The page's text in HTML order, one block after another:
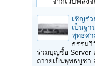
เชิญร่ว
เป็นฐา
พุทธศา
ธรรม
ร่วมบุญซื้อ Server
ถวายเป็นพุทธบูชา